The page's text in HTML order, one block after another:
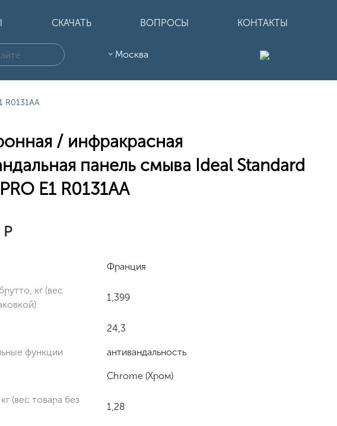
СКАЧАТЬ ВОПРОСЫ КОНТАКТЫ
Москва
R0131AA
/ инфракрасная
панель смыва Ideal Standard
Е1 R0131AA
Р
Франция
кг (вес
1,399
24,3
функции антивандальность
Chrome (Хром)
(вес товара без
1,28